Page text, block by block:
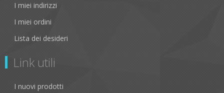
I miei indirizzi
I miei ordini
Lista dei desideri
Link utili
I nuovi prodotti